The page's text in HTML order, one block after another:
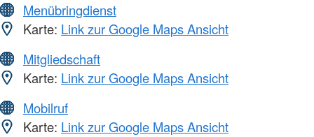
Menübringdienst
Karte: Link zur Google Maps Ansicht
Mitgliedschaft
Karte: Link zur Google Maps Ansicht
Mobilruf
Karte: Link zur Google Maps Ansicht